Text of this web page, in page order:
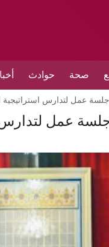
صحة حوادث
عمل لتدارس استراتيجية
عمل لتدارس